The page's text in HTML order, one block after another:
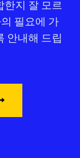
한지 잘 모르
필요에 가
안내해 드립